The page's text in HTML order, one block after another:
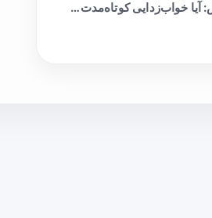
خواب‌زدایی کوتاه‌مدت…